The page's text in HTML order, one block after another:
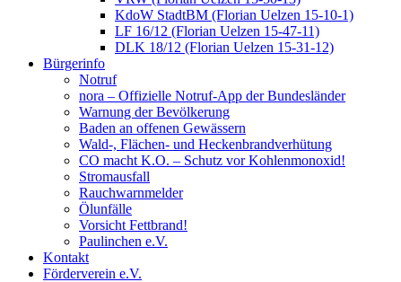
KdoW StadtBM (Florian Uelzen 15-10-1)
LF 16/12 (Florian Uelzen 15-47-11)
DLK 18/12 (Florian Uelzen 15-31-12)
Bürgerinfo
Notruf
nora – Offizielle Notruf-App der Bundesländer
Warnung der Bevölkerung
Baden an offenen Gewässern
Wald-, Flächen- und Heckenbrandverhütung
CO macht K.O. – Schutz vor Kohlenmonoxid!
Stromausfall
Rauchwarnmelder
Ölunfälle
Vorsicht Fettbrand!
Paulinchen e.V.
Kontakt
Förderverein e.V.